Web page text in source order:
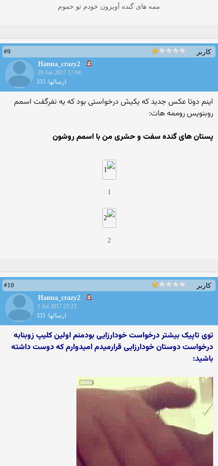
ممه های گنده آویزون خودم تو حموم
کاربر
#9
Hanna_crazy2
29 Jun 2017 17:04
ارسالها: 335
اینم دوتا عکس جدید که یکیش درخواستی بود که یه نفرگفت اسمم
روبنویس روممه هات:
پستان های گنده سفت و حشری من با اسمم روشون
1
2
کاربر
#10
Hanna_crazy2
1 Jul 2017 23:23
ارسالها: 335
توی تاپیک بیشتر درخواست خودارزایی بودمنم اولین کلیپ زوبنابه
درخواست دوستان خودارزایی قرارمیدم امیدوارم که دوست داشته
باشید: